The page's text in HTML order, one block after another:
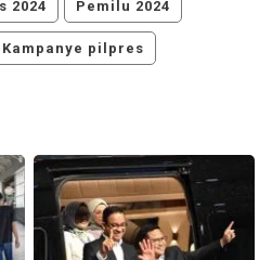
2024 Pemilu 2024
Kampanye pilpres